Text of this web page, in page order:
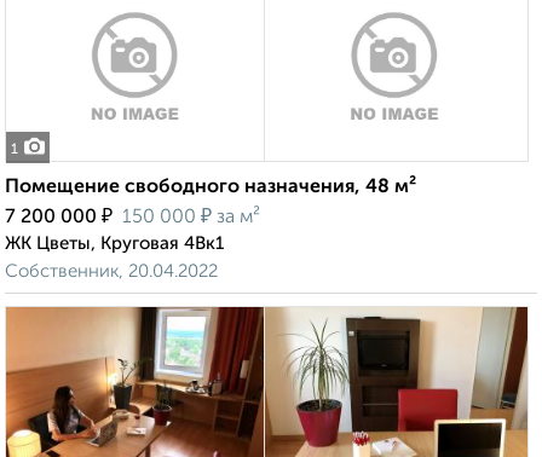
1
Помещение свободного назначения, 48 м²
7 200 000 ₽ 150 000 ₽ за м²
ЖК Цветы, Круговая 4Вк1
Собственник, 20.04.2022